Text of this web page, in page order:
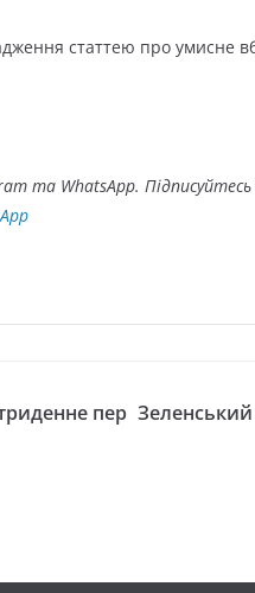
статтею про умисне
та WhatsApp.
пер Зеленський